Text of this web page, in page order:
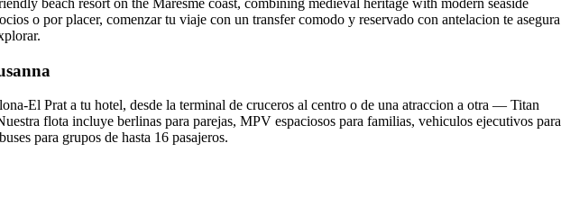
beach resort on the Maresme coast, combining medieval heritage with modern seaside
o por placer, comenzar tu viaje con un transfer comodo y reservado con antelacion te asegura
El Prat a tu hotel, desde la terminal de cruceros al centro o de una atraccion a otra — Titan
flota incluye berlinas para parejas, MPV espaciosos para familias, vehiculos ejecutivos para
para grupos de hasta 16 pasajeros.